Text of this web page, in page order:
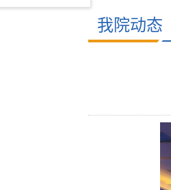
我院动态